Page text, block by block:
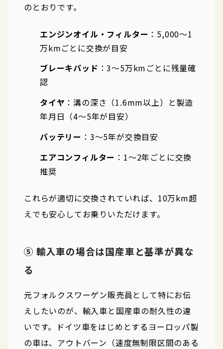
のとおりです。
エンジンオイル・フィルター ：5,000〜1
万kmごとに交換が目安
ブレーキパッド ：3〜5万kmごとに残量確
認
タイヤ ：溝の深さ（1.6mm以上）と製造
年月日（4〜5年が目安）
バッテリー ：3〜5年が交換目安
エアコンフィルター ：1〜2年ごとに交換
推奨
これらが適切に交換されていれば、10万km超
えでも安心してお乗りいただけます。
⑤ 輸入車の場合は国産車と基準が異な
る
元フォルクスワーゲン販売員として特にお伝
えしたいのが、輸入車と国産車の耐久性の違
いです。ドイツ車をはじめとするヨーロッパ製
の車は、アウトバーン（速度無制限区間のある